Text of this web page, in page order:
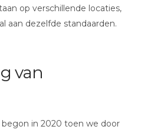
op verschillende locaties,
aan dezelfde standaarden.
van
begon in 2020 toen we door